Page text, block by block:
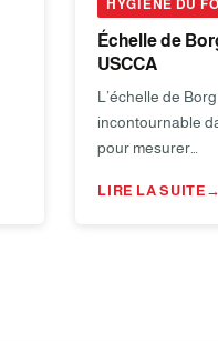
HYGIÈNE DU
Échelle de
USCCA
L’échelle de
incontournable
pour mesurer…
LIRE LA SUITE